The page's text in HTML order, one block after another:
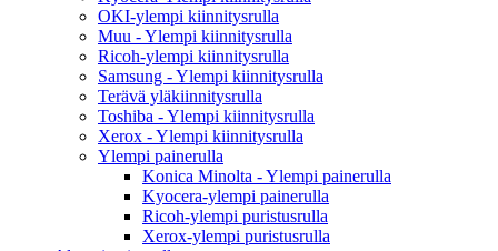
OKI-ylempi kiinnitysrulla
Muu - Ylempi kiinnitysrulla
Ricoh-ylempi kiinnitysrulla
Samsung - Ylempi kiinnitysrulla
Terävä yläkiinnitysrulla
Toshiba - Ylempi kiinnitysrulla
Xerox - Ylempi kiinnitysrulla
Ylempi painerulla
Konica Minolta - Ylempi painerulla
Kyocera-ylempi painerulla
Ricoh-ylempi puristusrulla
Xerox-ylempi puristusrulla